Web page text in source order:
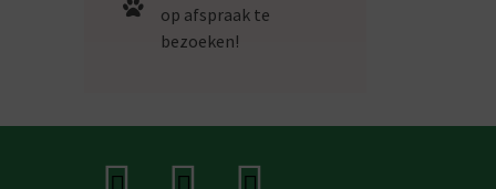
op afspraak te
bezoeken!